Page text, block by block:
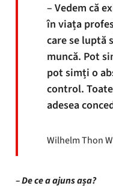
– Vedem că
în viața
care se luptă
muncă. Pot
pot simți o
control.
adesea
Wilhelm Thon
– De ce a ajuns așa?